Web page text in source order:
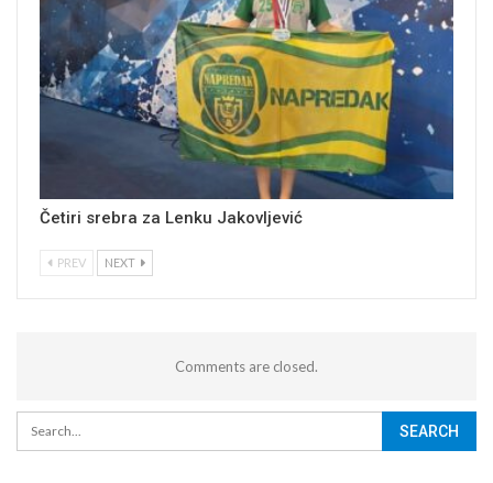
Četiri srebra za Lenku Jakovljević
PREV NEXT
Comments are closed.